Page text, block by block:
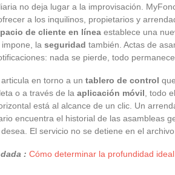
no deja lugar a la improvisación.
a los inquilinos, propietarios y
de cliente en línea establece una
impone, la seguridad también. Actas de
nada se pierde, todo
en torno a un tablero de control
o a través de la aplicación móvil , todo
está al alcance de un clic. Un
encuentra el historial de las asambleas
El servicio no se detiene en el
: Cómo determinar la profundidad